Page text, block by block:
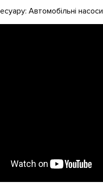
Автомобільні насоси